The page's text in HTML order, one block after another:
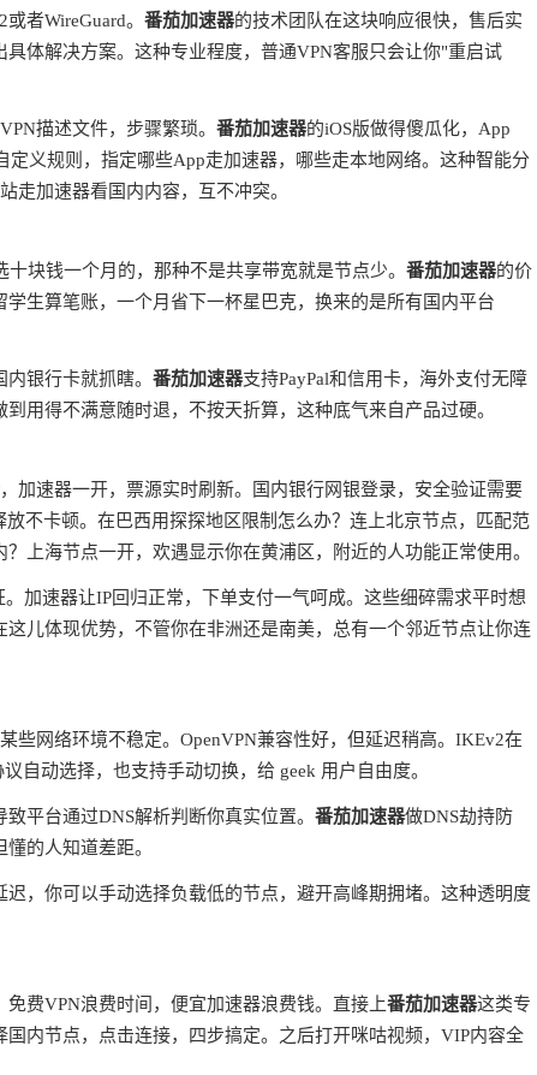
者WireGuard。 番茄加速器的技术团队在这块响应很快，售后实
体解决方案。这种专业程度，普通VPN客服只会让你"重启试
描述文件，步骤繁琐。 番茄加速器的iOS版做得傻瓜化，App
义规则，指定哪些App走加速器，哪些走本地网络。这种智能分
走加速器看国内内容，互不冲突。
块钱一个月的，那种不是共享带宽就是节点少。 番茄加速器的价
生算笔账，一个月省下一杯星巴克，换来的是所有国内平台
银行卡就抓瞎。 番茄加速器支持PayPal和信用卡，海外支付无障
到用得不满意随时退，不按天折算，这种底气来自产品过硬。
加速器一开，票源实时刷新。国内银行网银登录，安全验证需要
不卡顿。在巴西用探探地区限制怎么办？连上北京节点，匹配范
上海节点一开，欢遇显示你在黄浦区，附近的人功能正常使用。
加速器让IP回归正常，下单支付一气呵成。这些细碎需求平时想
这儿体现优势，不管你在非洲还是南美，总有一个邻近节点让你连
些网络环境不稳定。OpenVPN兼容性好，但延迟稍高。IKEv2在
自动选择，也支持手动切换，给 geek 用户自由度。
平台通过DNS解析判断你真实位置。 番茄加速器做DNS劫持防
的人知道差距。
，你可以手动选择负载低的节点，避开高峰期拥堵。这种透明度
费VPN浪费时间，便宜加速器浪费钱。直接上番茄加速器这类专
内节点，点击连接，四步搞定。之后打开咪咕视频，VIP内容全